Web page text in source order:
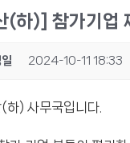
하)] 참가기업
2024-10-11 18:33
하) 사무국입니다.